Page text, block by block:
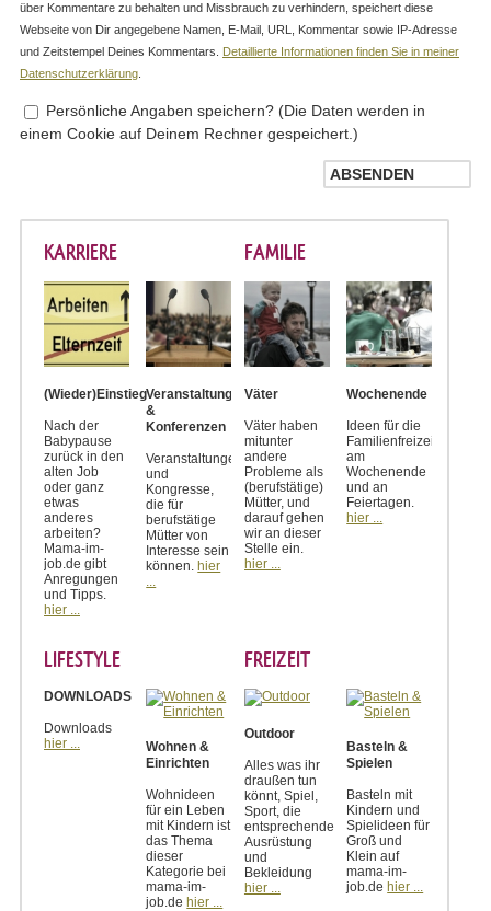
über Kommentare zu behalten und Missbrauch zu verhindern, speichert diese
Webseite von Dir angegebene Namen, E-Mail, URL, Kommentar sowie IP-Adresse
und Zeitstempel Deines Kommentars.
Detaillierte Informationen finden Sie in meiner
Datenschutzerklärung
Persönliche Angaben speichern? (Die Daten werden in
einem Cookie auf Deinem Rechner gespeichert.)
KARRIERE
(Wieder)Einstieg
Nach der
Babypause
zurück in den
alten Job
oder ganz
etwas
anderes
arbeiten?
Mama-im-
job.de gibt
Anregungen
und Tipps.
hier ...
Veranstaltungen
&
Konferenzen
Veranstaltungen
und
Kongresse,
die für
berufstätige
Mütter von
Interesse sein
können. hier
...
FAMILIE
Väter
Väter haben
mitunter
andere
Probleme als
(berufstätige)
Mütter, und
darauf gehen
wir an dieser
Stelle ein.
hier ...
Wochenende
Ideen für die
Familienfreizeit
am
Wochenende
und an
Feiertagen.
hier ...
LIFESTYLE
DOWNLOADS
Downloads
hier ...
Wohnen &
Einrichten
Wohnideen
für ein Leben
mit Kindern ist
das Thema
dieser
Kategorie bei
mama-im-
job.de hier ...
FREIZEIT
Outdoor
Alles was ihr
draußen tun
könnt, Spiel,
Sport, die
entsprechende
Ausrüstung
und
Bekleidung
hier ...
Basteln &
Spielen
Basteln mit
Kindern und
Spielideen für
Groß und
Klein auf
mama-im-
job.de hier ...